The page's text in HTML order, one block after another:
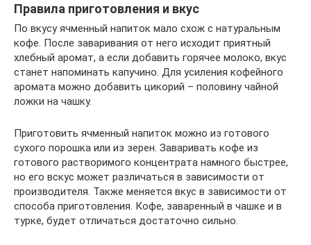
Правила приготовления и вкус
По вкусу ячменный напиток мало схож с натуральным
кофе. После заваривания от него исходит приятный
хлебный аромат, а если добавить горячее молоко, вкус
станет напоминать капучино. Для усиления кофейного
аромата можно добавить цикорий – половину чайной
ложки на чашку.
Приготовить ячменный напиток можно из готового
сухого порошка или из зерен. Заваривать кофе из
готового растворимого концентрата намного быстрее,
но его вскус может различаться в зависимости от
производителя. Также меняется вкус в зависимости от
способа приготовления. Кофе, заваренный в чашке и в
турке, будет отличаться достаточно сильно.